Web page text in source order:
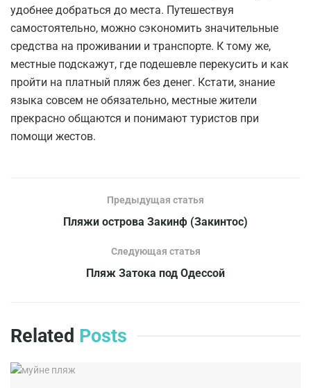
удобнее добраться до места. Путешествуя
самостоятельно, можно сэкономить значительные
средства на проживании и транспорте. К тому же,
местные подскажут, где подешевле перекусить и как
пройти на платный пляж без денег. Кстати, знание
языка совсем не обязательно, местные жители
прекрасно общаются и понимают туристов при
помощи жестов.
Предыдущая статья
Пляжи острова Закинф (Закинтос)
Следующая статья
Пляж Затока под Одессой
Related Posts